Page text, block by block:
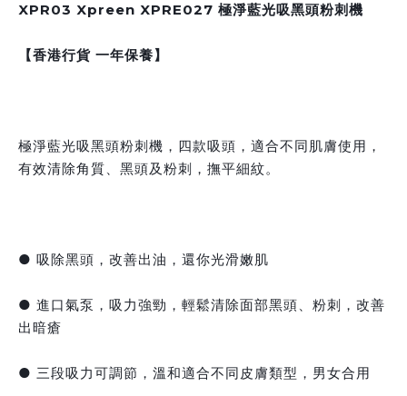
XPR03 Xpreen XPRE027 極淨藍光吸黑頭粉刺機
【香港行貨 一年保養】
極淨藍光吸黑頭粉刺機，四款吸頭，適合不同肌膚使用，
有效清除角質、黑頭及粉刺，撫平細紋。
● 吸除黑頭，改善出油，還你光滑嫩肌
● 進口氣泵，吸力強勁，輕鬆清除面部黑頭、粉刺，改善
出暗瘡
● 三段吸力可調節，溫和適合不同皮膚類型，男女合用